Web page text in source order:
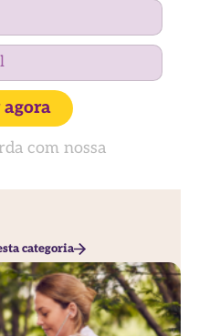
com nossa
categoria